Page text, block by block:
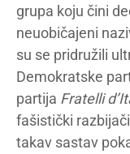
grupa koju čini
neuobičajeni
su se pridružili
Demokratske
partija Fratelli
fašistički
takav sastav